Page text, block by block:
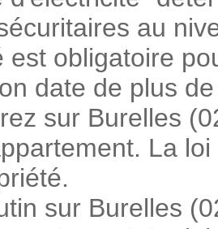
au
est obligatoire
date de plus
sur Burelles
La
sur Burelles